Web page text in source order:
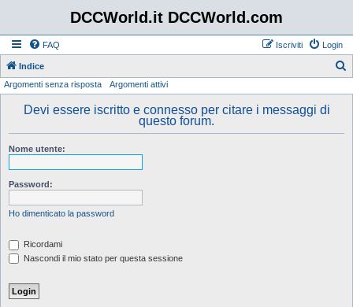
DCCWorld.it DCCWorld.com
FAQ Login
Iscriviti
Indice
Argomenti senza risposta Argomenti attivi
Devi essere iscritto e connesso per citare i messaggi di
questo forum.
Nome utente:
Password:
Ho dimenticato la password
Ricordami
Nascondi il mio stato per questa sessione